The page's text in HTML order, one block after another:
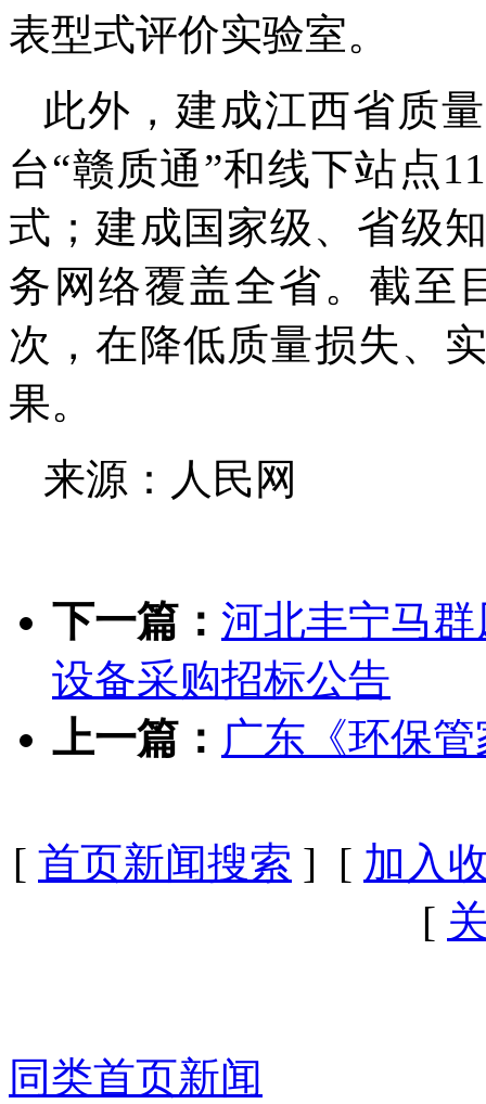
表型式评价实验室。
此外，建成江西省质
台“赣质通”和线下站点
式；建成国家级、省级
务网络覆盖全省。截至
次，在降低质量损失、
果。
来源：人民网
下一篇： 河北丰宁马
设备采购招标公告
上一篇： 广东《环保
[ 首页新闻搜索 ] [ 加入
[
同类首页新闻